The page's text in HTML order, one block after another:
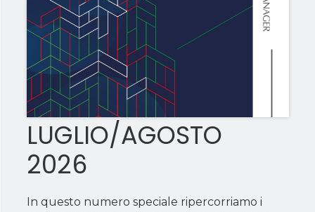
LUGLIO/AGOSTO
2026
In questo numero speciale ripercorriamo i